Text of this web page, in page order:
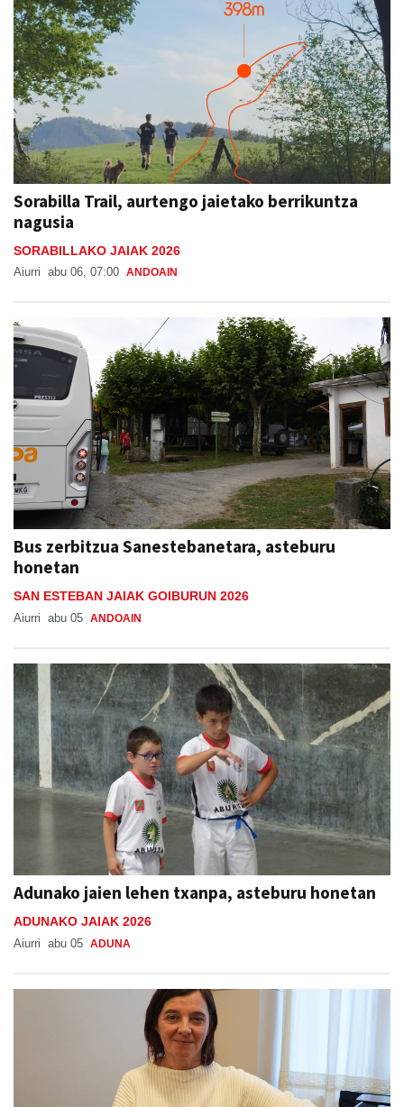
Sorabilla Trail, aurtengo jaietako berrikuntza
nagusia
SORABILLAKO JAIAK 2026
Aiurri abu 06, 07:00 ANDOAIN
Bus zerbitzua Sanestebanetara, asteburu
honetan
SAN ESTEBAN JAIAK GOIBURUN 2026
Aiurri abu 05 ANDOAIN
Adunako jaien lehen txanpa, asteburu honetan
ADUNAKO JAIAK 2026
Aiurri abu 05 ADUNA